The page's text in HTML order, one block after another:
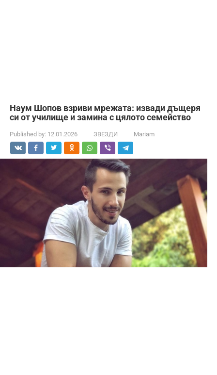
Наум Шопов взриви мрежата: извади дъщеря
си от училище и замина с цялото семейство
Published by: 12.01.2026 ЗВЕЗДИ Mariam